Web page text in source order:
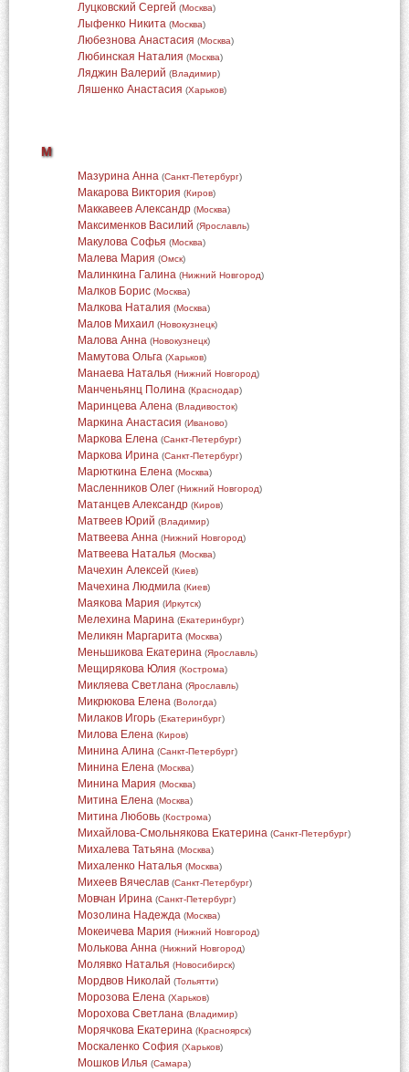
Луцковский Сергей (Москва)
Лыфенко Никита (Москва)
Любезнова Анастасия (Москва)
Любинская Наталия (Москва)
Ляджин Валерий (Владимир)
Ляшенко Анастасия (Харьков)
М
Мазурина Анна (Санкт-Петербург)
Макарова Виктория (Киров)
Маккавеев Александр (Москва)
Максименков Василий (Ярославль)
Макулова Софья (Москва)
Малева Мария (Омск)
Малинкина Галина (Нижний Новгород)
Малков Борис (Москва)
Малкова Наталия (Москва)
Малов Михаил (Новокузнецк)
Малова Анна (Новокузнецк)
Мамутова Ольга (Харьков)
Манаева Наталья (Нижний Новгород)
Манченьянц Полина (Краснодар)
Маринцева Алена (Владивосток)
Маркина Анастасия (Иваново)
Маркова Елена (Санкт-Петербург)
Маркова Ирина (Санкт-Петербург)
Марюткина Елена (Москва)
Масленников Олег (Нижний Новгород)
Матанцев Александр (Киров)
Матвеев Юрий (Владимир)
Матвеева Анна (Нижний Новгород)
Матвеева Наталья (Москва)
Мачехин Алексей (Киев)
Мачехина Людмила (Киев)
Маякова Мария (Иркутск)
Мелехина Марина (Екатеринбург)
Меликян Маргарита (Москва)
Меньшикова Екатерина (Ярославль)
Мещирякова Юлия (Кострома)
Микляева Светлана (Ярославль)
Микрюкова Елена (Вологда)
Милаков Игорь (Екатеринбург)
Милова Елена (Киров)
Минина Алина (Санкт-Петербург)
Минина Елена (Москва)
Минина Мария (Москва)
Митина Елена (Москва)
Митина Любовь (Кострома)
Михайлова-Смольнякова Екатерина (Санкт-Петербург)
Михалева Татьяна (Москва)
Михаленко Наталья (Москва)
Михеев Вячеслав (Санкт-Петербург)
Мовчан Ирина (Санкт-Петербург)
Мозолина Надежда (Москва)
Мокеичева Мария (Нижний Новгород)
Молькова Анна (Нижний Новгород)
Молявко Наталья (Новосибирск)
Мордвов Николай (Тольятти)
Морозова Елена (Харьков)
Морохова Светлана (Владимир)
Морячкова Екатерина (Красноярск)
Москаленко София (Харьков)
Мошков Илья (Самара)